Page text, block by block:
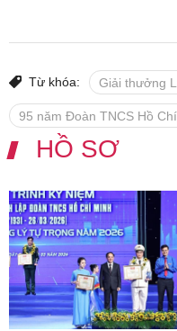
Từ khóa: Giải thưởng
95 năm Đoàn TNCS Hồ
HỒ SƠ